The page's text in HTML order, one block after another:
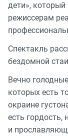
дети»,
режиссерам
Спектакль
бездомной
Вечно
которых есть
окраине
есть
и